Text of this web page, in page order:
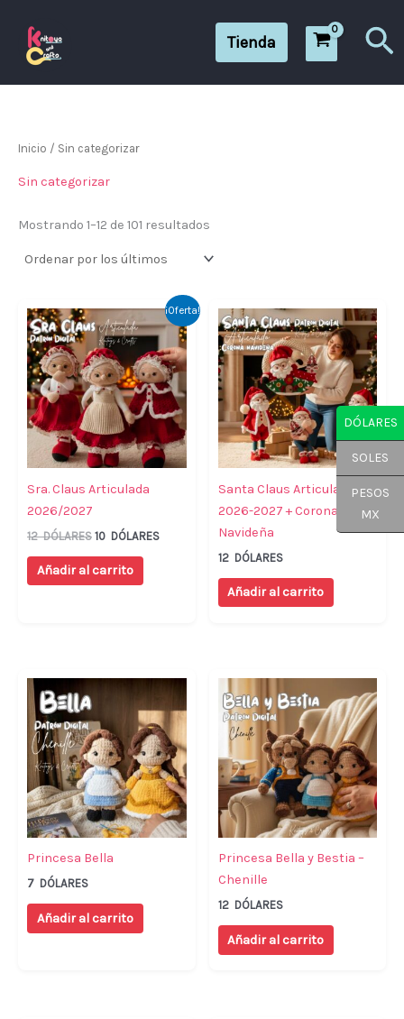
contenido
Tienda
Inicio / Sin categorizar
Sin categorizar
Mostrando 1–12 de 101 resultados
los
últimos
¡Oferta!
Sra. Claus Articulada
2026/2027
12DÓLARES
El
precio
original
era:
12
DÓLARES.
10 DÓLARES
El
precio
actual
es:
10
DÓLARES.
Añadir al carrito
Santa Claus Articulado
2026-2027 + Corona
Navideña
12 DÓLARES
Añadir al carrito
Princesa Bella
7 DÓLARES
Añadir al carrito
Princesa Bella y Bestia –
Chenille
12 DÓLARES
Añadir al carrito
DÓLARES
SOLES
PESOS
MX